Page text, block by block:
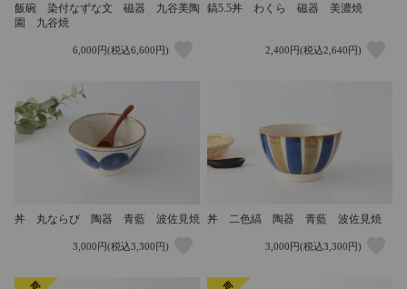
飯碗 染付なずな文 磁器 九谷美陶
園 九谷焼
6,000円(税込6,600円)
鎬5.5丼 わくら 磁器 美濃焼
2,400円(税込2,640円)
丼 丸ならび 陶器 青藍 波佐見焼
3,000円(税込3,300円)
丼 二色縞 陶器 青藍 波佐見焼
3,000円(税込3,300円)